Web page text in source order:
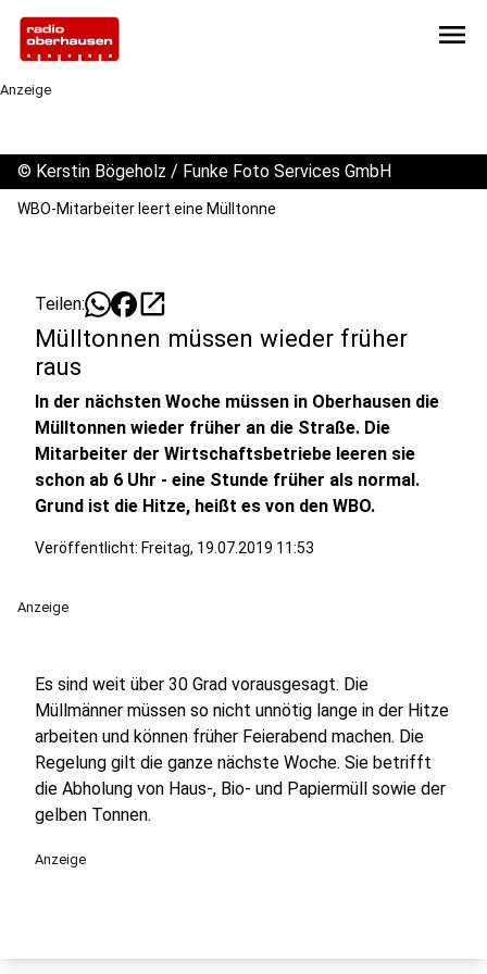
menu
Anzeige
© Kerstin Bögeholz / Funke Foto Services GmbH
WBO-Mitarbeiter leert eine Mülltonne
Teilen: open_in_new
Mülltonnen müssen wieder früher
raus
In der nächsten Woche müssen in Oberhausen die
Mülltonnen wieder früher an die Straße. Die
Mitarbeiter der Wirtschaftsbetriebe leeren sie
schon ab 6 Uhr - eine Stunde früher als normal.
Grund ist die Hitze, heißt es von den WBO.
Veröffentlicht: Freitag, 19.07.2019 11:53
Anzeige
Es sind weit über 30 Grad vorausgesagt. Die
Müllmänner müssen so nicht unnötig lange in der Hitze
arbeiten und können früher Feierabend machen. Die
Regelung gilt die ganze nächste Woche. Sie betrifft
die Abholung von Haus-, Bio- und Papiermüll sowie der
gelben Tonnen.
Anzeige